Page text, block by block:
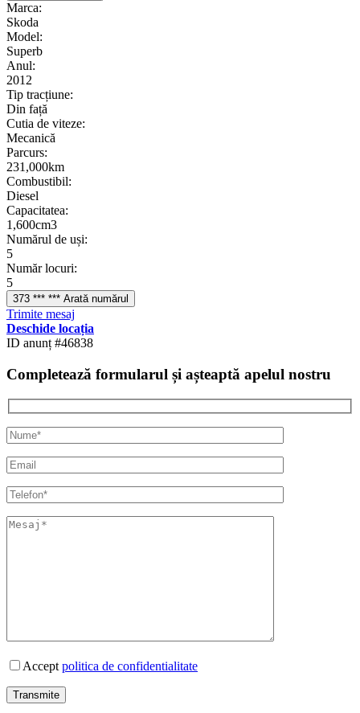
Marca:
Skoda
Model:
Superb
Anul:
2012
Tip tracțiune:
Din față
Cutia de viteze:
Mecanică
Parcurs:
231,000km
Combustibil:
Diesel
Сapacitatea:
1,600cm3
Numărul de uși:
5
Număr locuri:
5
373 *** *** Arată numărul
Trimite mesaj
Deschide locația
ID anunț #46838
Completează formularul și așteaptă apelul nostru
Acceptpolitica de confidentialitate
Transmite